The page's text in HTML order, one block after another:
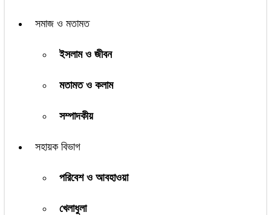
সমাজ ও মতামত
ইসলাম ও জীবন
মতামত ও কলাম
সম্পাদকীয়
সহায়ক বিভাগ
পরিবেশ ও আবহাওয়া
খেলাধুলা